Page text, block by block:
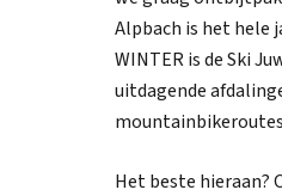
Alpbach is het hele
WINTER is de Ski
uitdagende
Het beste hieraan?